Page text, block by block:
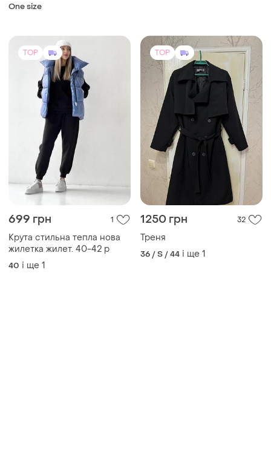
699 грн
Крута стильна тепла нова
жилетка жилет. 40-42 р
і ще 1
1250 грн 32
Треня
36 / S / 44